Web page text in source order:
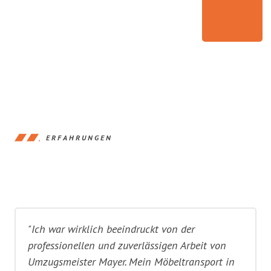
ERFAHRUNGEN
"Ich war wirklich beeindruckt von der
professionellen und zuverlässigen Arbeit von
Umzugsmeister Mayer. Mein Möbeltransport in